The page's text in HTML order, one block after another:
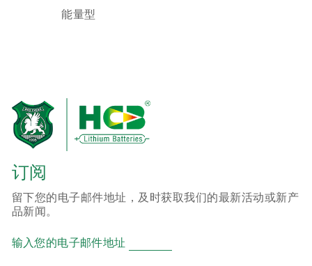
能量型
订阅
留下您的电子邮件地址，及时获取我们的最新活动或新产
品新闻。
输入您的电子邮件地址